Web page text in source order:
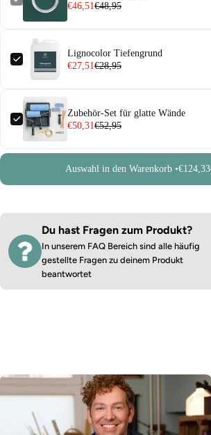
€46,51€48,95
Lignocolor Tiefengrund
€27,51€28,95
Zubehör-Set für glatte Wände
€50,31€52,95
Auswahl in den Warenkorb •€124,33
Du hast Fragen zum Produkt?
In unserem FAQ Bereich sind alle häufig
gestellte Fragen zu deinem Produkt
beantwortet